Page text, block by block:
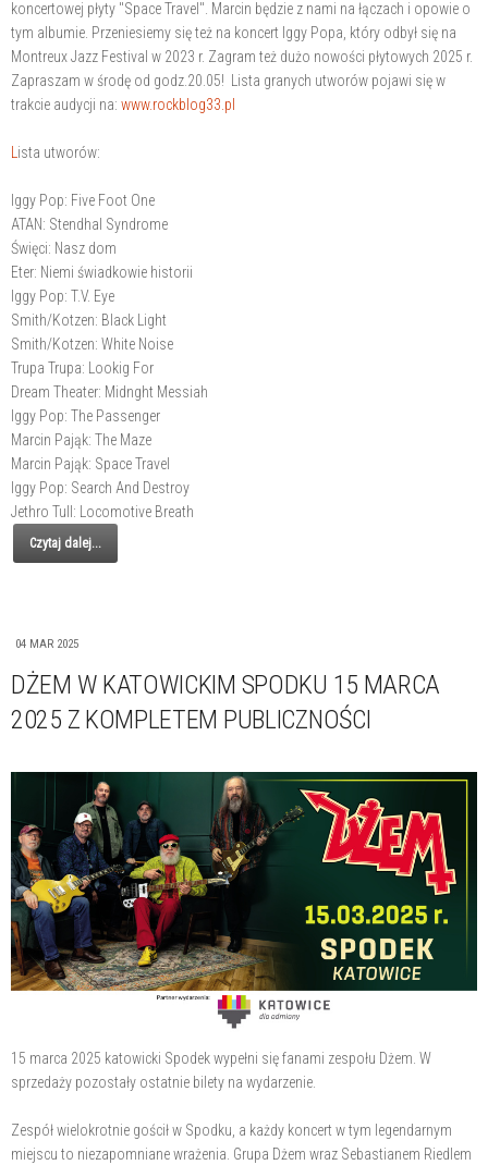
koncertowej płyty "Space Travel". Marcin będzie z nami na łączach i opowie o
tym albumie. Przeniesiemy się też na koncert Iggy Popa, który odbył się na
Montreux Jazz Festival w 2023 r. Zagram też dużo nowości płytowych 2025 r.
Zapraszam w środę od godz.20.05! Lista granych utworów pojawi się w
trakcie audycji na: www.rockblog33.pl
ista utworów:
Iggy Pop: Five Foot One
ATAN: Stendhal Syndrome
Święci: Nasz dom
Eter: Niemi świadkowie historii
Iggy Pop: T.V. Eye
Smith/Kotzen: Black Light
Smith/Kotzen: White Noise
Trupa Trupa: Lookig For
Dream Theater: Midnght Messiah
Iggy Pop: The Passenger
Marcin Pająk: The Maze
Marcin Pająk: Space Travel
Iggy Pop: Search And Destroy
Jethro Tull: Locomotive Breath
Czytaj dalej...
04 MAR 2025
DŻEM W KATOWICKIM SPODKU 15 MARCA
2025 Z KOMPLETEM PUBLICZNOŚCI
15 marca 2025 katowicki Spodek wypełni się fanami zespołu Dżem. W
sprzedaży pozostały ostatnie bilety na wydarzenie.
Zespół wielokrotnie gościł w Spodku, a każdy koncert w tym legendarnym
miejscu to niezapomniane wrażenia. Grupa Dżem wraz Sebastianem Riedlem